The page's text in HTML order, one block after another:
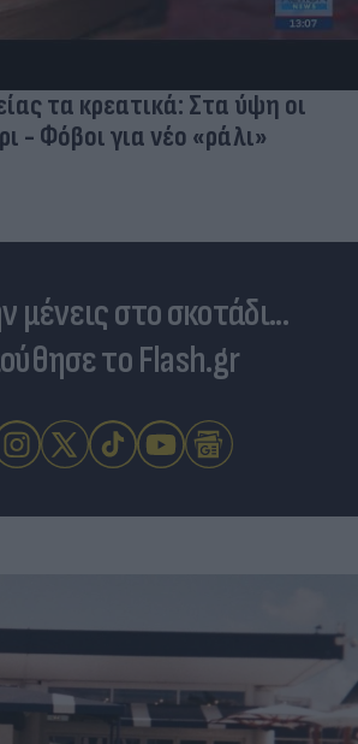
εγκεφαλικής κάκωσης
μένεις στο σκοτάδι...
το Flash.gr